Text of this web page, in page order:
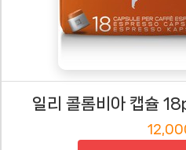
일리 콜롬비아 캡슐